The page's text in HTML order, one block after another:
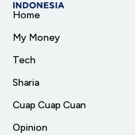
Home
My Money
Tech
Sharia
Cuap Cuap Cuan
Opinion